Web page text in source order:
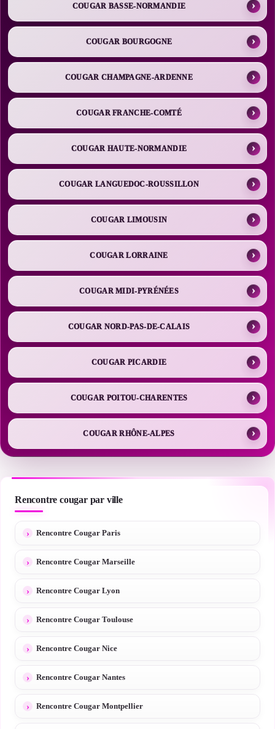
COUGAR BASSE-NORMANDIE
COUGAR BOURGOGNE
COUGAR CHAMPAGNE-ARDENNE
COUGAR FRANCHE-COMTÉ
COUGAR HAUTE-NORMANDIE
COUGAR LANGUEDOC-ROUSSILLON
COUGAR LIMOUSIN
COUGAR LORRAINE
COUGAR MIDI-PYRÉNÉES
COUGAR NORD-PAS-DE-CALAIS
COUGAR PICARDIE
COUGAR POITOU-CHARENTES
COUGAR RHÔNE-ALPES
Rencontre cougar par ville
Rencontre Cougar Paris
Rencontre Cougar Marseille
Rencontre Cougar Lyon
Rencontre Cougar Toulouse
Rencontre Cougar Nice
Rencontre Cougar Nantes
Rencontre Cougar Montpellier